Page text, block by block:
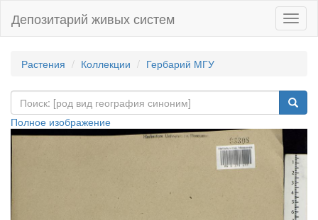
Депозитарий живых систем
Растения Коллекции Гербарий МГУ
Полное изображение